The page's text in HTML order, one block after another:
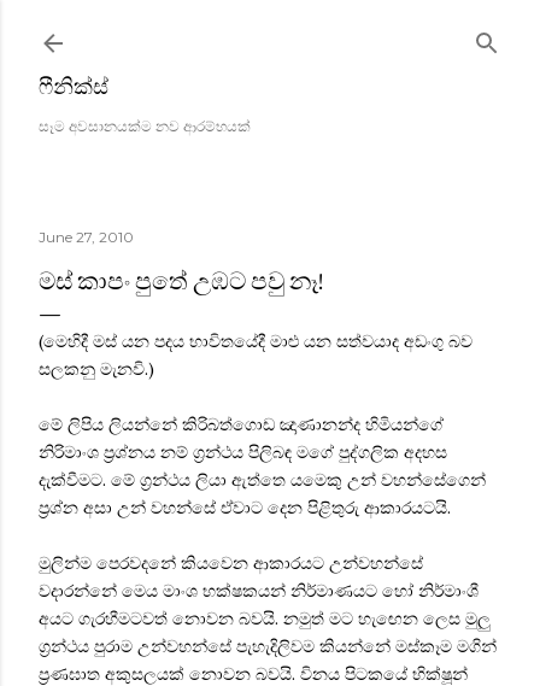
ෆීනික්ස්
සෑම අවසානයක්ම නව ආරම්භයක්
June 27, 2010
මස් කාපං පුතේ උඹට පවු නෑ!
(මෙහිදී මස් යන පදය භාවිතයේදී මාළු යන සත්වයාද අඩංගු බව
සලකනු මැනවි.)
මේ ලිපිය ලියන්නේ කිරිබත්ගොඩ ඤාණානන්ද හිමියන්ගේ
නිරිමාංශ ප්‍රශ්නය නම් ග්‍රන්ථය පිලිබඳ මගේ පුද්ගලික අදහස
දැක්වීමට. මේ ග්‍රන්ථය ලියා ඇත්තෙ යමෙකු උන් වහන්සේගෙන්
ප්‍රශ්න අසා උන් වහන්සේ ඒවාට දෙන පිළිතුරු ආකාරයටයි.
මුලින්ම පෙරවදනේ කියවෙන ආකාරයට උන්වහන්සේ
වදාරන්නේ මෙය මාංශ භක්ෂකයන් නිර්මාණයට හෝ නිර්මාංශී
අයට ගැරහීමටවත් නොවන බවයි. නමුත් මට හැඟෙන ලෙස මුලු
ග්‍රන්ථය පුරාම උන්වහන්සේ පැහැදිලිවම කියන්නේ මස්කෑම මගින්
ප්‍රණඝාත අකුසලයක් නොවන බවයි. විනය පිටකයේ භික්ෂූන්